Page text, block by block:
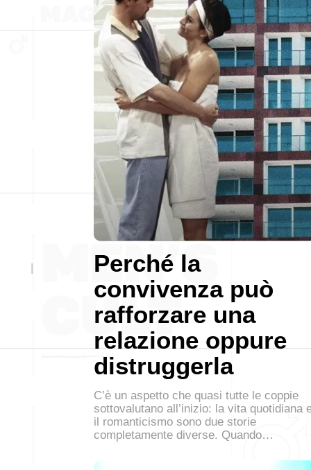
Perché la
convivenza può
rafforzare una
relazione oppure
distruggerla
C’è un aspetto che quasi tutte le coppie
sottovalutano all’inizio: la vita quotidiana
il romanticismo sono due storie
completamente diverse. Quando…